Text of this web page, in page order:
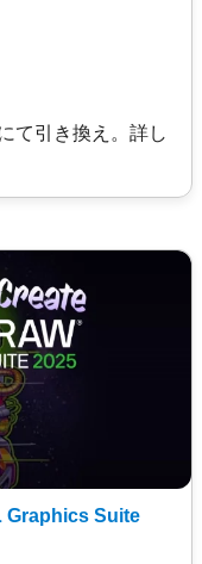
て引き換え。詳し
Graphics Suite